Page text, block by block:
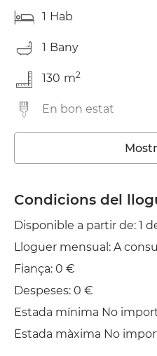
1 Hab
1 Bany
130 m2
En bon estat
Condicions del
Disponible a partir de: 1
Lloguer mensual: A
Fiança: 0 €
Despeses: 0 €
Estada mínima No
Estada màxima No